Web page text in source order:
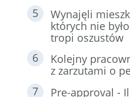
Wynajęli
których nie
tropi oszustów
Kolejny
z zarzutami o
Pre-approval -